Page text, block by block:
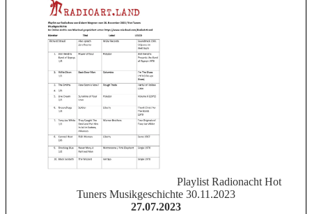
Playlist Radionacht Hot
Tuners Musikgeschichte 30.11.2023
27.07.2023